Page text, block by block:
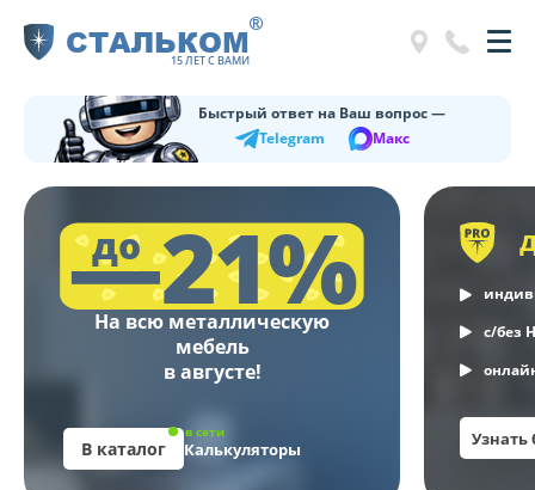
СТАЛЬКОМ
15 ЛЕТ С ВАМИ
®
Быстрый ответ на Ваш вопрос —
Telegram
Макс
до
—21%
На всю металлическую
мебель
в августе!
В каталог
в сети
Калькуляторы
с/без